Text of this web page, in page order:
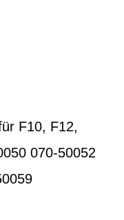
F10, F12,
070-50052